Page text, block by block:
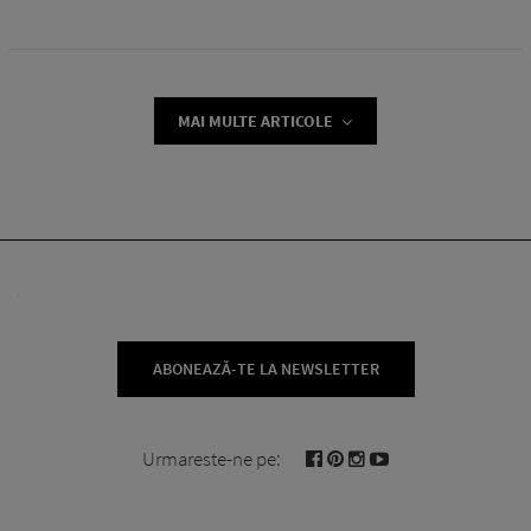
MAI MULTE ARTICOLE
ABONEAZĂ-TE LA NEWSLETTER
Urmareste-ne pe: